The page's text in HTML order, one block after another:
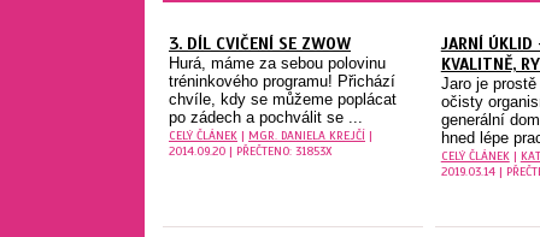
3. DÍL CVIČENÍ SE ZWOW
Hurá, máme za sebou polovinu
tréninkového programu! Přichází
chvíle, kdy se můžeme poplácat
po zádech a pochválit se ...
CELÝ ČLÁNEK | MGR. DANIELA KREJČÍ |
2014.09.20 | PŘEČTENO: 31853X
JARNÍ ÚKLID
KVALITNĚ,
Jaro je
očisty
generální
hned lépe
CELÝ ČLÁNEK|
2019.03.14 |